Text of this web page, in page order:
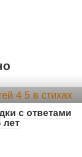
с ответами